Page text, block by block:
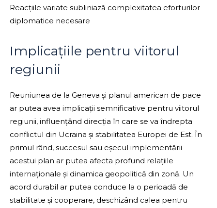
Reacțiile variate subliniază complexitatea eforturilor
diplomatice necesare
Implicațiile pentru viitorul
regiunii
Reuniunea de la Geneva și planul american de pace
ar putea avea implicații semnificative pentru viitorul
regiunii, influențând direcția în care se va îndrepta
conflictul din Ucraina și stabilitatea Europei de Est. În
primul rând, succesul sau eșecul implementării
acestui plan ar putea afecta profund relațiile
internaționale și dinamica geopolitică din zonă. Un
acord durabil ar putea conduce la o perioadă de
stabilitate și cooperare, deschizând calea pentru